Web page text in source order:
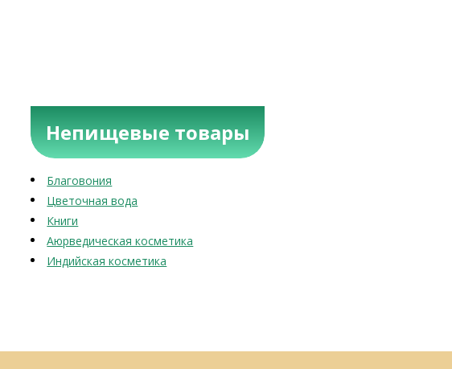
Непищевые товары
Благовония
Цветочная вода
Книги
Аюрведическая косметика
Индийская косметика